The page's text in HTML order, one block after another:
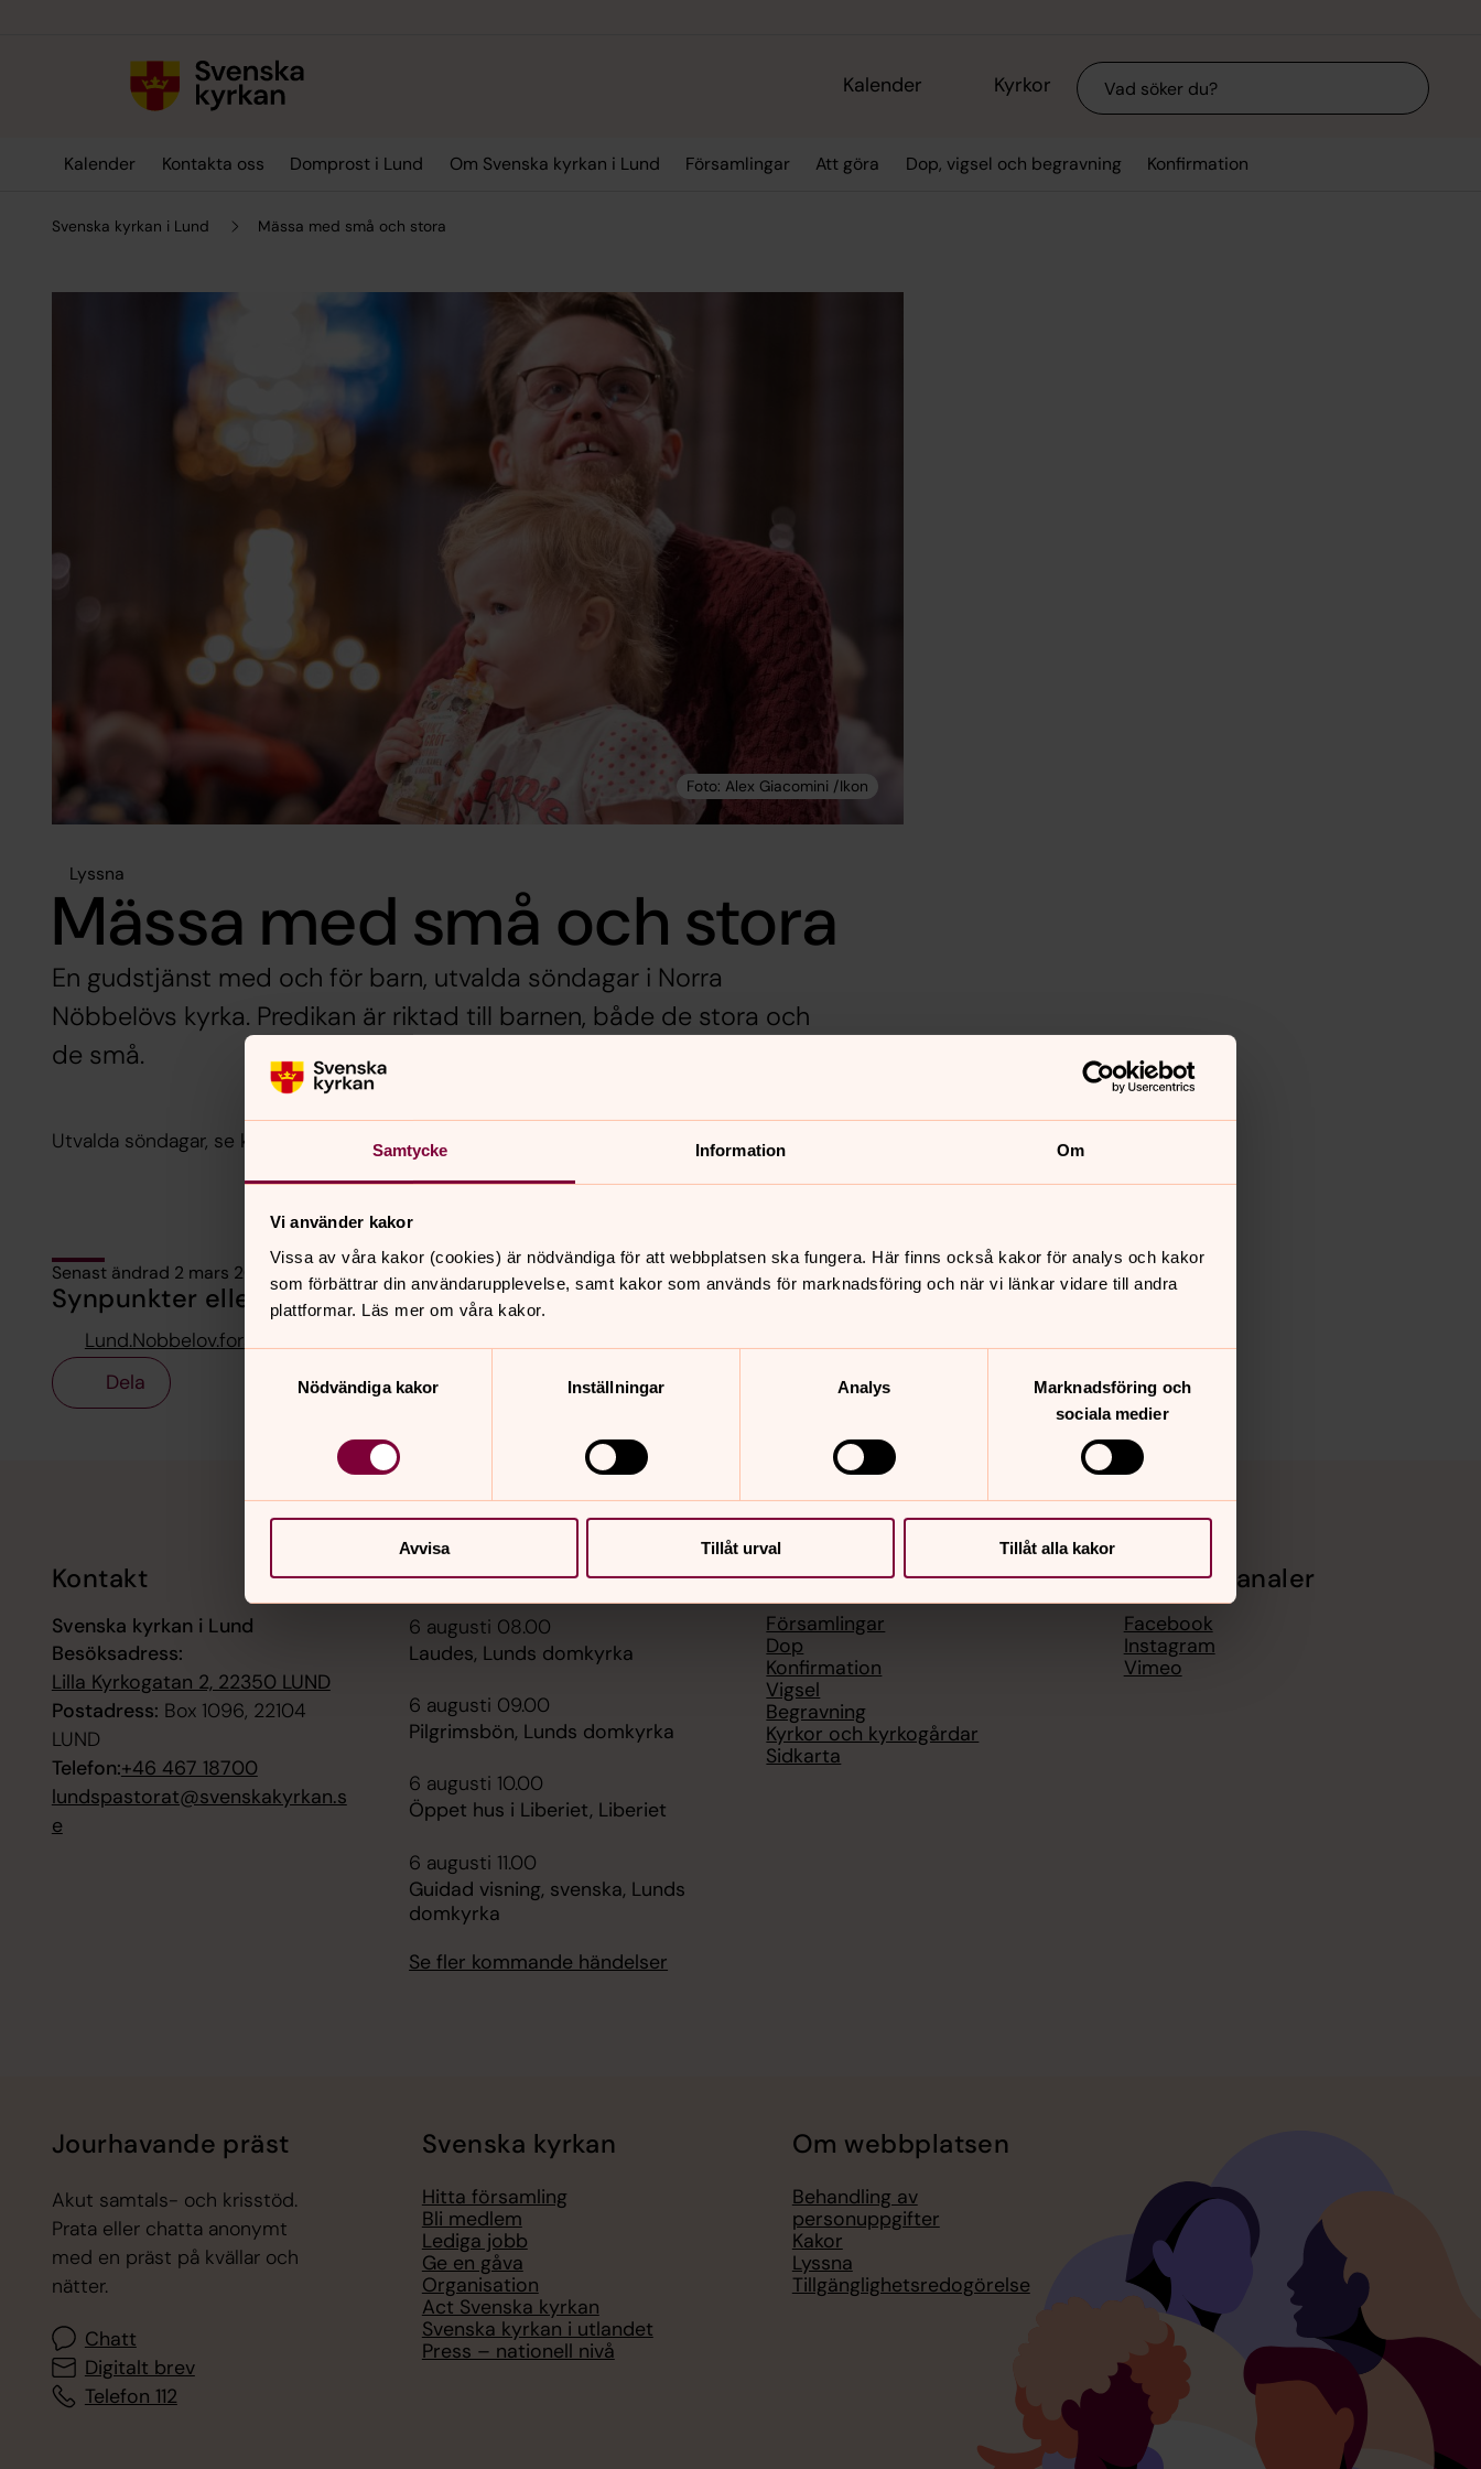
Samtycke Information Om
Vi använder kakor
Vissa av våra kakor (cookies) är nödvändiga för att webbplatsen ska fungera. Här finns också kakor för analys och kakor
som förbättrar din användarupplevelse, samt kakor som används för marknadsföring och när vi länkar vidare till andra
plattformar. Läs mer om våra kakor.
Nödvändiga kakor
Inställningar Analys
Marknadsföring och
sociala medier
Avvisa Tillåt urval Tillåt alla kakor
Kalender Kyrkor Sök
Kalender Kontakta oss Domprost i Lund Om Svenska kyrkan i Lund Församlingar Att göra Dop, vigsel och begravning Konfirmation
Svenska kyrkan i Lund Mässa med små och stora
Lyssna
Mässa med små och stora
En gudstjänst med och för barn, utvalda söndagar i Norra
Nöbbelövs kyrka. Predikan är riktad till barnen, både de stora och
de små.
Utvalda söndagar, se kalendarium på hemsidan.
Senast ändrad 2 mars 2026
Synpunkter eller frågor på sidans innehåll?
Lund.Nobbelov.forsamling@svenskakyrkan.se
Dela
Kontakt
Svenska kyrkan i Lund
Besöksadress:
Lilla Kyrkogatan 2, 22350 LUND
Postadress: Box 1096, 22104
LUND
Telefon:+46 467 18700
lundspastorat@svenskakyrkan.s
e
Kalender
6 augusti 08.00
Laudes, Lunds domkyrka
6 augusti 09.00
Pilgrimsbön, Lunds domkyrka
6 augusti 10.00
Öppet hus i Liberiet, Liberiet
6 augusti 11.00
Guidad visning, svenska, Lunds
domkyrka
Se fler kommande händelser
Hitta snabbt
Församlingar
Dop
Konfirmation
Vigsel
Begravning
Kyrkor och kyrkogårdar
Sidkarta
Sociala kanaler
Facebook
Instagram
Vimeo
Jourhavande präst
Akut samtals- och krisstöd.
Prata eller chatta anonymt
med en präst på kvällar och
nätter.
Chatt
Digitalt brev
Telefon 112
Svenska kyrkan
Hitta församling
Bli medlem
Lediga jobb
Ge en gåva
Organisation
Act Svenska kyrkan
Svenska kyrkan i utlandet
Press – nationell nivå
Om webbplatsen
Behandling av
personuppgifter
Kakor
Lyssna
Tillgänglighetsredogörelse